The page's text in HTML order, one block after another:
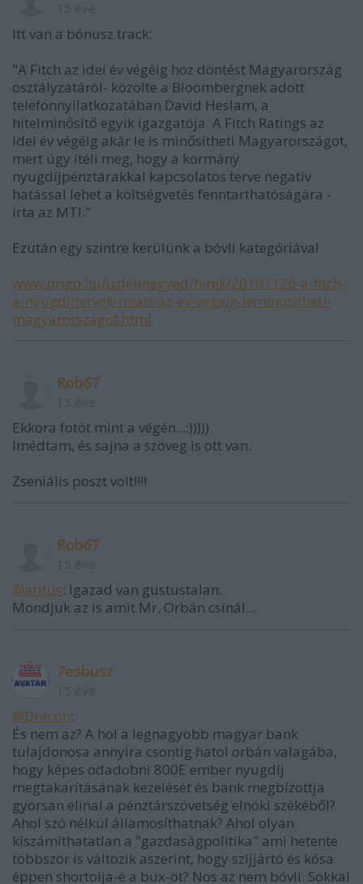
Itt van a bónusz track:
"A Fitch az idei év végéig hoz döntést Magyarország
osztályzatáról- közölte a Bloombergnek adott
telefonnyilatkozatában David Heslam, a
hitelminősítő egyik igazgatója. A Fitch Ratings az
idei év végéig akár le is minősítheti Magyarországot,
mert úgy ítéli meg, hogy a kormány
nyugdíjpénztárakkal kapcsolatos terve negatív
hatással lehet a költségvetés fenntarthatóságára -
írta az MTI."
Ezután egy szintre kerülünk a bóvli kategóriával
www.origo.hu/uzletinegyed/hirek/20101126-a-fitch-
a-nyugdijtervek-miatt-az-ev-vegeig-leminositheti-
magyarorszagot.html
Rob67
Ekkora fotót mint a végén...:)))))
Imédtam, és sajna a szöveg is ott van.
Zseniális poszt volt!!!!
Rob67
@aritus: Igazad van gustustalan.
Mondjuk az is amit Mr. Orbán csinál...
7esbusz
@Dracon:
És nem az? A hol a legnagyobb magyar bank
tulajdonosa annyira csontig hatol orbán valagába,
hogy képes odadobni 800E ember nyugdíj
megtakarításának kezelését és bank megbízottja
gyorsan elinal a pénztárszövetség elnöki székéből?
Ahol szó nélkül államosíthatnak? Ahol olyan
kiszámíthatatlan a "gazdaságpolitika" ami hetente
többször is változik aszerint, hogy szíjjártó és kósa
éppen shortolja-e a bux-ot? Nos az nem bóvli. Sokkal